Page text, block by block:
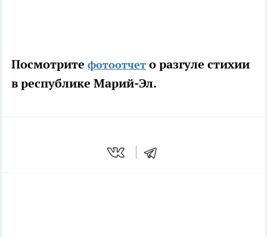
Посмотрите фотоотчет о разгуле стихии
в республике Марий-Эл.